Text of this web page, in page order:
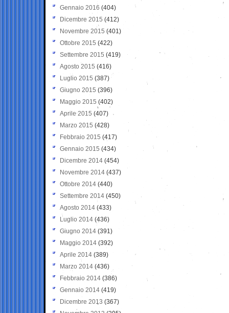
Gennaio 2016 (404)
Dicembre 2015 (412)
Novembre 2015 (401)
Ottobre 2015 (422)
Settembre 2015 (419)
Agosto 2015 (416)
Luglio 2015 (387)
Giugno 2015 (396)
Maggio 2015 (402)
Aprile 2015 (407)
Marzo 2015 (428)
Febbraio 2015 (417)
Gennaio 2015 (434)
Dicembre 2014 (454)
Novembre 2014 (437)
Ottobre 2014 (440)
Settembre 2014 (450)
Agosto 2014 (433)
Luglio 2014 (436)
Giugno 2014 (391)
Maggio 2014 (392)
Aprile 2014 (389)
Marzo 2014 (436)
Febbraio 2014 (386)
Gennaio 2014 (419)
Dicembre 2013 (367)